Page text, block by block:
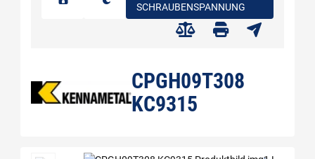
SCHRAUBENSPANNUNG
CPGH09T308
KC9315